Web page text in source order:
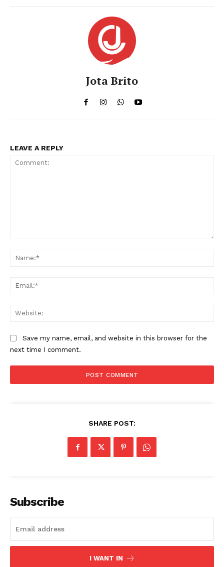
Jota Brito
LEAVE A REPLY
Save my name, email, and website in this browser for the
next time I comment.
SHARE POST:
Subscribe
I WANT IN